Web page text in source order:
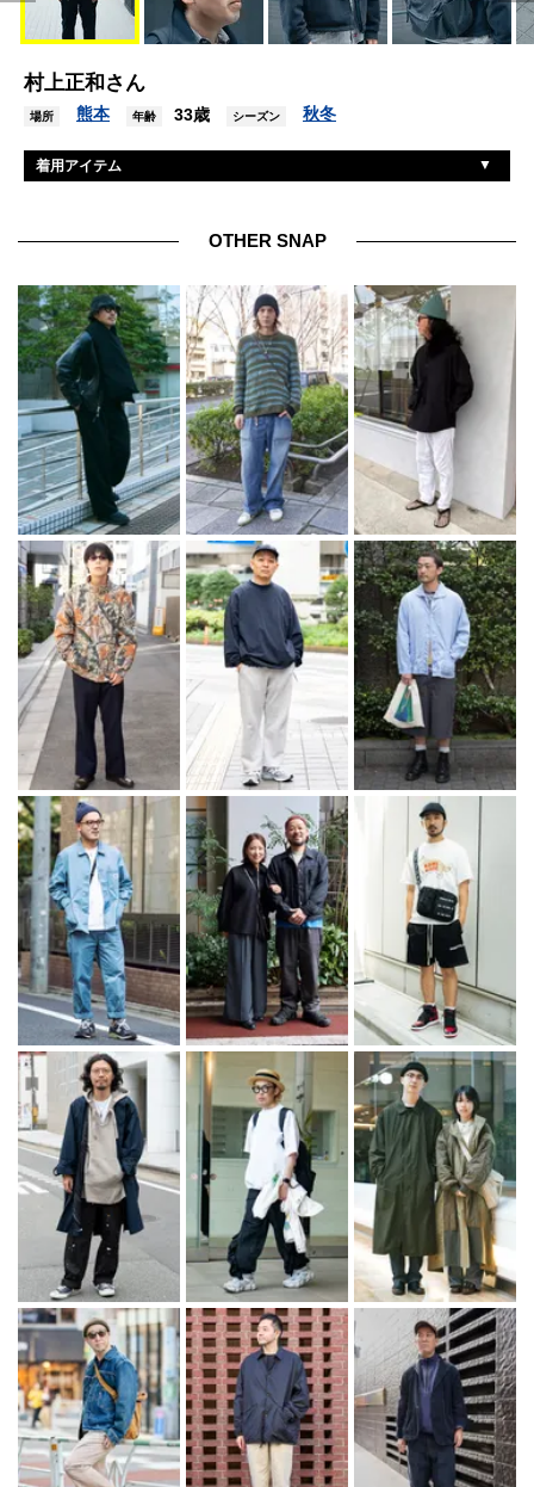
村上正和さん
場所 熊本 年齢 33歳 シーズン 秋冬
着用アイテム
シューズ ナイキ
帽子 古着
バッグ 無印良品
OTHER SNAP